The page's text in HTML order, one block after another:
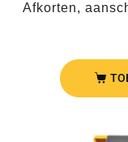
Afkorten,